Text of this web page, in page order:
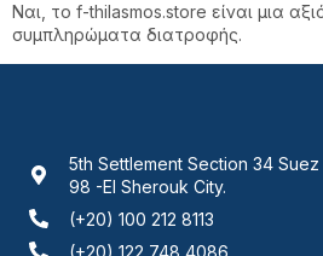
Ναι, το f-thilasmos.store είναι μια
συμπληρώματα διατροφής.
5th Settlement Section 34
98 -El Sherouk City.
(+20) 100 212 8113
(+20) 122 748 4086